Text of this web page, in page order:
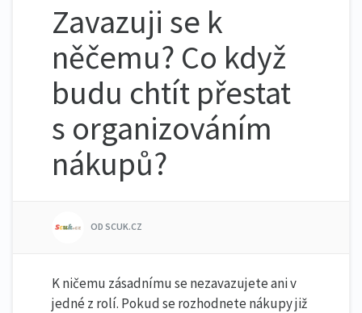
Zavazuji se k
něčemu? Co když
budu chtít přestat
s organizováním
nákupů?
OD SCUK.CZ
K ničemu zásadnímu se nezavazujete ani v
jedné z rolí. Pokud se rozhodnete nákupy již